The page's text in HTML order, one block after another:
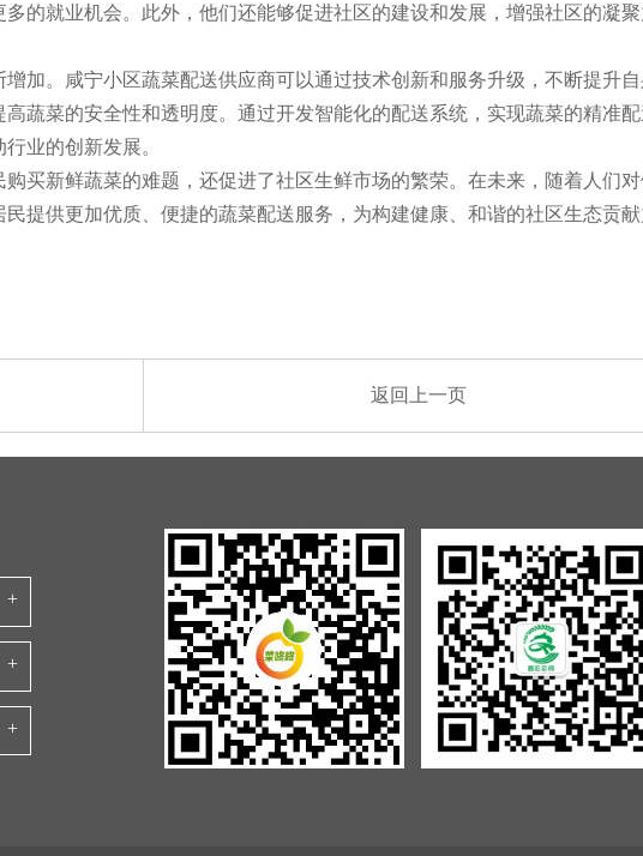
的就业机会。此外，他们还能够促进社区的建设和发展，增强社区的凝
加。咸宁小区蔬菜配送供应商可以通过技术创新和服务升级，不断提升
蔬菜的安全性和透明度。通过开发智能化的配送系统，实现蔬菜的精准
业的创新发展。
买新鲜蔬菜的难题，还促进了社区生鲜市场的繁荣。在未来，随着人们
提供更加优质、便捷的蔬菜配送服务，为构建健康、和谐的社区生态贡
返回上一页